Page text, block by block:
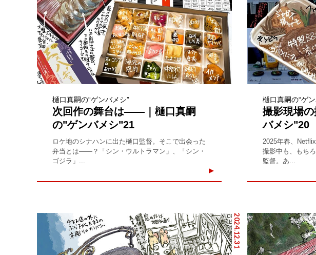
樋口真嗣の“ゲンバメシ”
次回作の舞台は――｜樋口真嗣
の"ゲンバメシ"21
ロケ地のシナハンに出た樋口監督。そこで出会った
弁当とは――？「シン・ウルトラマン」、「シン・
ゴジラ」...
樋口真嗣の“ゲ
撮影現場
バメシ"20
2025年春、
撮影中も、もち
監督。あ...
2024.12.31